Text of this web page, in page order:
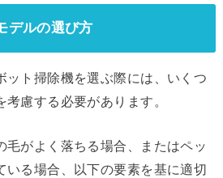
デルの選び方
ット掃除機を選ぶ際には、いくつ
慮する必要があります。
毛がよく落ちる場合、またはペッ
いる場合、以下の要素を基に適切